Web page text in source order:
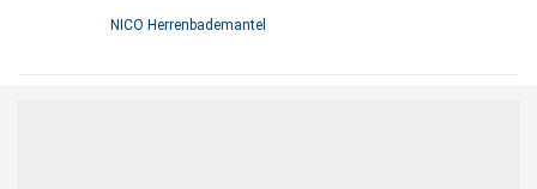
NICO Herrenbademantel